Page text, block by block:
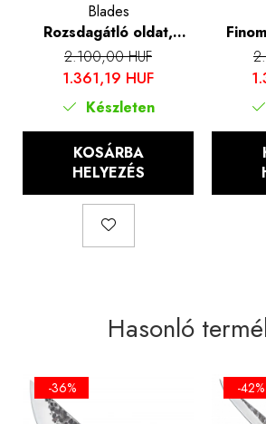
Blades
Rozsdagátló oldat,
Blades®, 50 ml
2.100,00 HUF
1.361,19 HUF
Készleten
KOSÁRBA
HELYEZÉS
Hasonló
-36% -42%